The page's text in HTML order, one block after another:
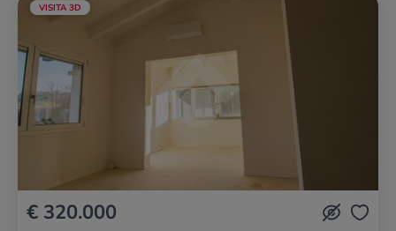
VISITA 3D
€ 320.000